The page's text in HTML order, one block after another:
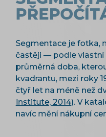
Segmentace je fotka,
častěji — podle vlastní
průměrná doba,
kvadrantu, mezi roky
čtyř let na méně než
Institute, 2014). V
navíc mění nákupní